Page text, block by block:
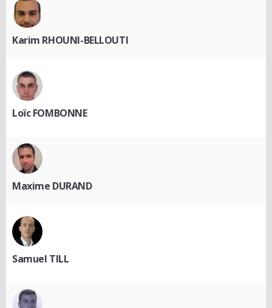
Karim RHOUNI-BELLOUTI
Loïc FOMBONNE
Maxime DURAND
Samuel TILL